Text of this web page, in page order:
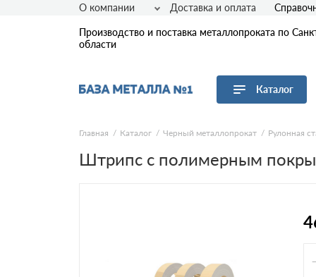
Производство и поставка металлопроката по
области
Каталог
Перейти в каталог
Арматура
Оцинкованный прокат
О компании Доставка и оплата
Главная Каталог Черный металлопрокат Рулонная
Штрипс с полимерным